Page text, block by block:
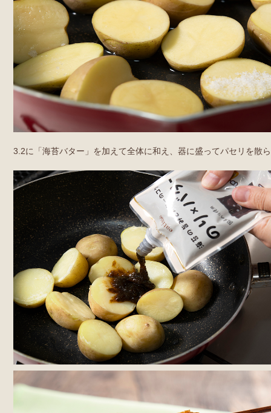
3.2に「海苔バター」を加えて全体に和え、器に盛ってパセリを散